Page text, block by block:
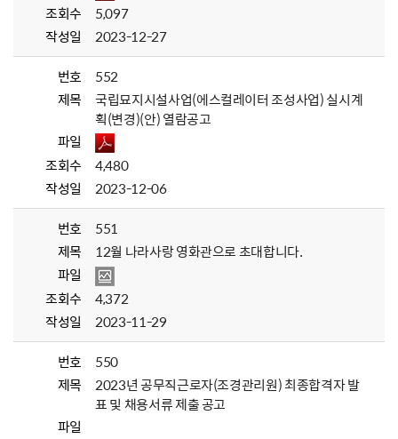
조회수
5,097
작성일
2023-12-27
번호
552
제목
국립묘지시설사업(에스컬레이터 조성사업) 실시계
획(변경)(안) 열람공고
파일
조회수
4,480
작성일
2023-12-06
번호
551
제목
12월 나라사랑 영화관으로 초대합니다.
파일
조회수
4,372
작성일
2023-11-29
번호
550
제목
2023년 공무직근로자(조경관리원) 최종합격자 발
표 및 채용서류 제출 공고
파일